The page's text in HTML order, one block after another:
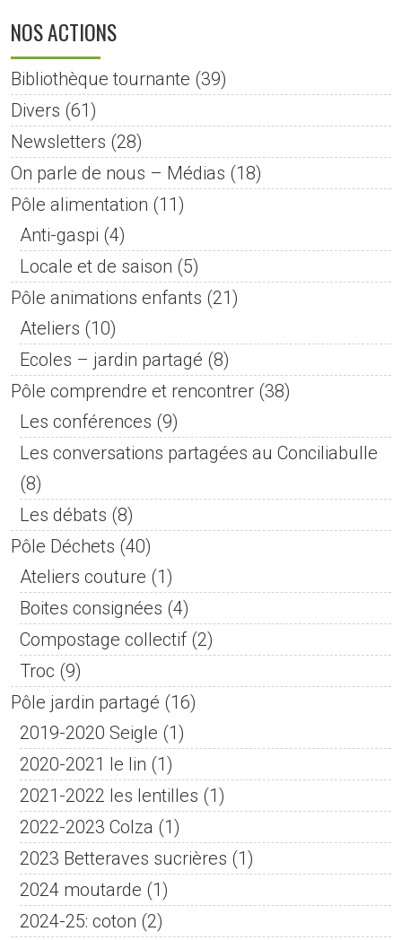
NOS ACTIONS
Bibliothèque tournante (39)
Divers (61)
Newsletters (28)
On parle de nous – Médias (18)
Pôle alimentation (11)
Anti-gaspi (4)
Locale et de saison (5)
Pôle animations enfants (21)
Ateliers (10)
Ecoles – jardin partagé (8)
Pôle comprendre et rencontrer (38)
Les conférences (9)
Les conversations partagées au Conciliabulle
(8)
Les débats (8)
Pôle Déchets (40)
Ateliers couture (1)
Boites consignées (4)
Compostage collectif(2)
Troc (9)
Pôle jardin partagé (16)
2019-2020 Seigle (1)
2020-2021 le lin (1)
2021-2022 les lentilles (1)
2022-2023 Colza (1)
2023 Betteraves sucrières (1)
2024 moutarde (1)
2024-25: coton (2)